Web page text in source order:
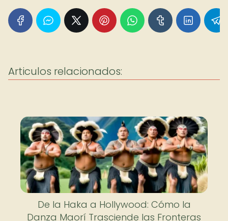
Articulos relacionados:
De la Haka a Hollywood: Cómo la
Danza Maorí Trasciende las Fronteras